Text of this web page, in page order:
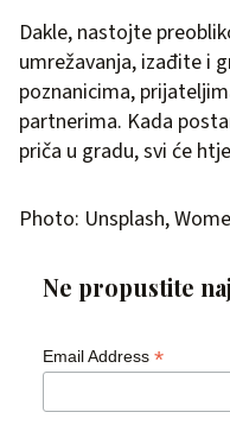
Dakle, nastojte
umrežavanja, izađite i
poznanicima,
partnerima. Kada
priča u gradu, svi će
Photo: Unsplash,
Ne propustite
Email Address *